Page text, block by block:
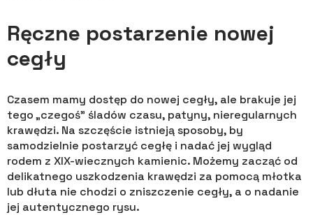
Ręczne postarzenie nowej
cegły
Czasem mamy dostęp do nowej cegły, ale brakuje jej
tego „czegoś” śladów czasu, patyny, nieregularnych
krawędzi. Na szczęście istnieją sposoby, by
samodzielnie postarzyć cegłę i nadać jej wygląd
rodem z XIX-wiecznych kamienic. Możemy zacząć od
delikatnego uszkodzenia krawędzi za pomocą młotka
lub dłuta nie chodzi o zniszczenie cegły, a o nadanie
jej autentycznego rysu.